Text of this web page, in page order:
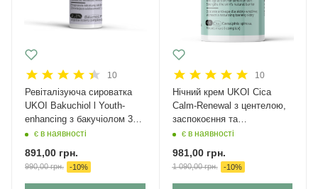
10
Ревіталізуюча сироватка
UKOI Bakuchiol l Youth-
enhancing з бакучіолом 30
млє в наявності
891,00 грн.
990,00грн. -10%
10
Нічний крем UKOI Cica
Calm-Renewal з центелою,
заспокоєння та
відновлення 50 мл
є в наявності
981,00грн.
1 090,00грн. -10%